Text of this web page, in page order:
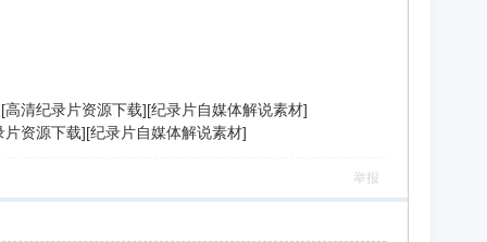
清纪录片资源下载][纪录片自媒体解说素材]
资源下载][纪录片自媒体解说素材]
举报